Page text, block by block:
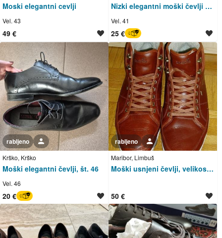
Moski elegantni cevlji
Vel. 43
49 €
Nizki elegantni moški čevlji Alpina št. 41
Vel. 41
25 €
Moški elegantni čevlji, št. 46
Krško, Krško
rabljeno
Vel. 46
20 €
Moški usnjeni čevlji, velikost 49
Maribor, Limbuš
rabljeno
50 €